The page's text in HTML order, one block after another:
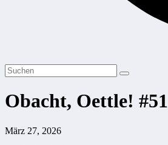
Obacht, Oettle! #51
März 27, 2026